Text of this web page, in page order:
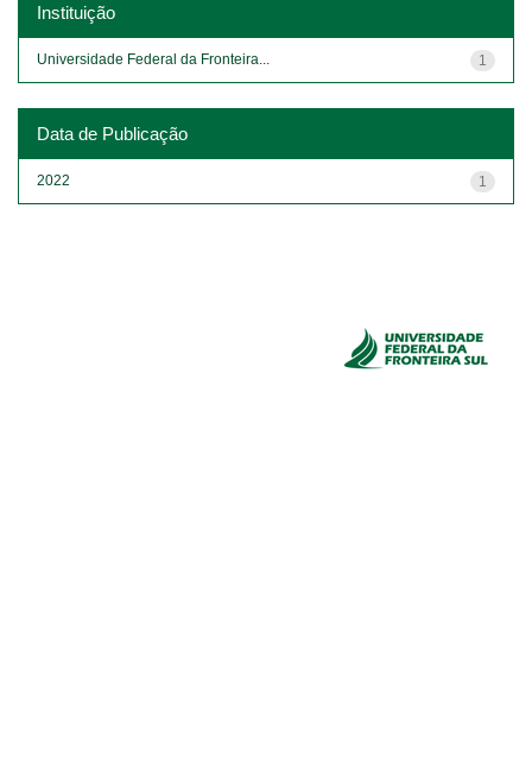
Instituição
1
Universidade Federal da Fronteira...
Data de Publicação
1
2022